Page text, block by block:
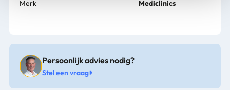
Merk Mediclinics
Persoonlijk advies nodig?
Stel een vraag